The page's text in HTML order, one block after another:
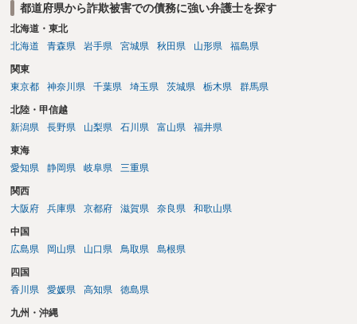
都道府県から詐欺被害での債務に強い弁護士を探す
北海道・東北
北海道
青森県 岩手県 宮城県 秋田県 山形県 福島県
関東
東京都
神奈川県 千葉県 埼玉県 茨城県 栃木県 群馬県
北陸・甲信越
新潟県
長野県 山梨県 石川県 富山県 福井県
東海
愛知県
静岡県 岐阜県 三重県
関西
大阪府
兵庫県 京都府 滋賀県 奈良県 和歌山県
中国
広島県
岡山県 山口県 鳥取県 島根県
四国
香川県
愛媛県 高知県 徳島県
九州・沖縄